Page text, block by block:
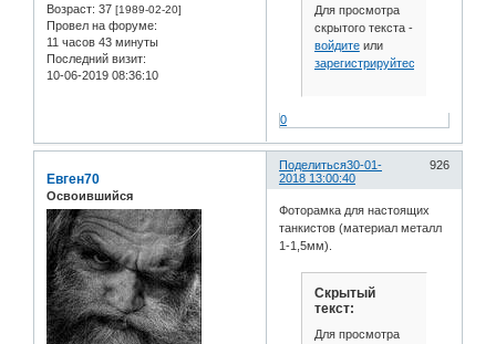
Возраст: 37 [1989-02-20]
Провел на форуме:
11 часов 43 минуты
Последний визит:
10-06-2019 08:36:10
Для просмотра
скрытого текста -
войдитеили
зарегистрируйтесь
0
Поделиться 926
30-01-
2018 13:00:40
Евген70
Освоившийся
Фоторамка для настоящих
танкистов (материал металл
1-1,5мм).
Скрытый
текст:
Для просмотра